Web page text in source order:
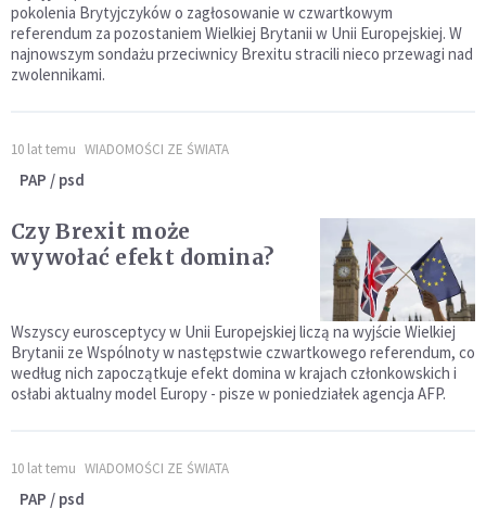
pokolenia Brytyjczyków o zagłosowanie w czwartkowym
referendum za pozostaniem Wielkiej Brytanii w Unii Europejskiej. W
najnowszym sondażu przeciwnicy Brexitu stracili nieco przewagi nad
zwolennikami.
10 lat temu WIADOMOŚCI ZE ŚWIATA
PAP / psd
Czy Brexit może
wywołać efekt domina?
Wszyscy eurosceptycy w Unii Europejskiej liczą na wyjście Wielkiej
Brytanii ze Wspólnoty w następstwie czwartkowego referendum, co
według nich zapoczątkuje efekt domina w krajach członkowskich i
osłabi aktualny model Europy - pisze w poniedziałek agencja AFP.
10 lat temu WIADOMOŚCI ZE ŚWIATA
PAP / psd